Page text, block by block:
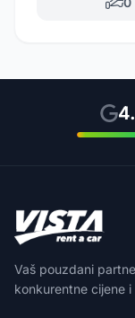
Vaš pouzdani
konkurentne cijene